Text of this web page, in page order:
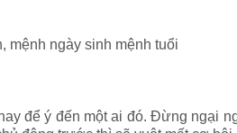
mệnh ngày sinh mệnh tuổi
để ý đến một ai đó. Đừng ngại